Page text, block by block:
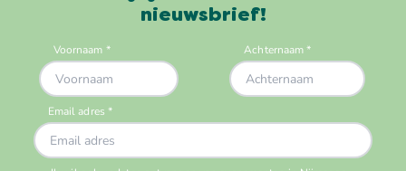
nieuwsbrief!